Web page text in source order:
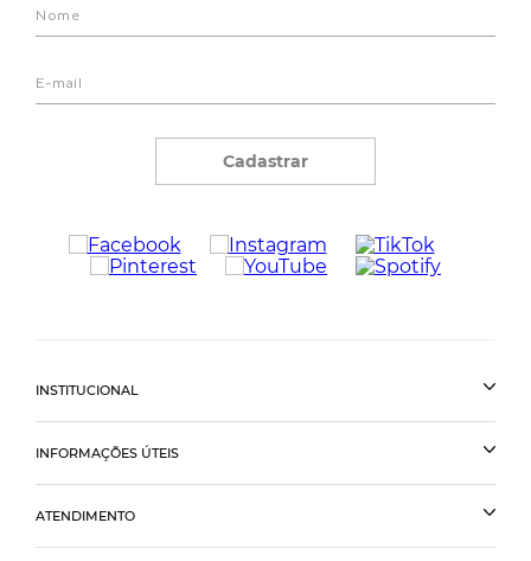
Cadastrar
INSTITUCIONAL
INFORMAÇÕES ÚTEIS
ATENDIMENTO